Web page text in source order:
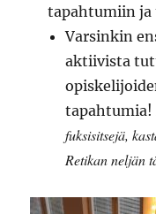
tapahtumiin
Varsinkin
aktiivista
tapahtumia!
fuksisitsejä,
Retikan neljän